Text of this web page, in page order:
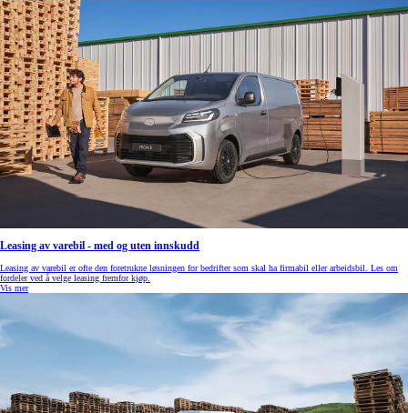
Leasing av varebil - med og uten innskudd
Leasing av varebil er ofte den foretrukne løsningen for bedrifter som skal ha firmabil eller arbeidsbil. Les om
fordeler ved å velge leasing fremfor kjøp.
Vis mer